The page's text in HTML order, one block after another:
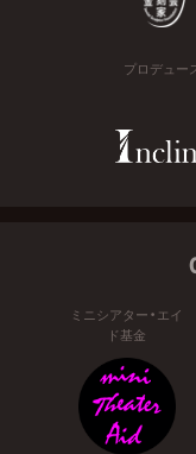
プロデュー
ミニシアター・エイ
ド基金